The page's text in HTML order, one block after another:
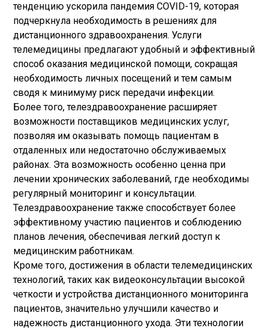
тенденцию ускорила пандемия COVID-19, которая
подчеркнула необходимость в решениях для
дистанционного здравоохранения. Услуги
телемедицины предлагают удобный и эффективный
способ оказания медицинской помощи, сокращая
необходимость личных посещений и тем самым
сводя к минимуму риск передачи инфекции.
Более того, телездравоохранение расширяет
возможности поставщиков медицинских услуг,
позволяя им оказывать помощь пациентам в
отдаленных или недостаточно обслуживаемых
районах. Эта возможность особенно ценна при
лечении хронических заболеваний, где необходимы
регулярный мониторинг и консультации.
Телездравоохранение также способствует более
эффективному участию пациентов и соблюдению
планов лечения, обеспечивая легкий доступ к
медицинским работникам.
Кроме того, достижения в области телемедицинских
технологий, таких как видеоконсультации высокой
четкости и устройства дистанционного мониторинга
пациентов, значительно улучшили качество и
надежность дистанционного ухода. Эти технологии